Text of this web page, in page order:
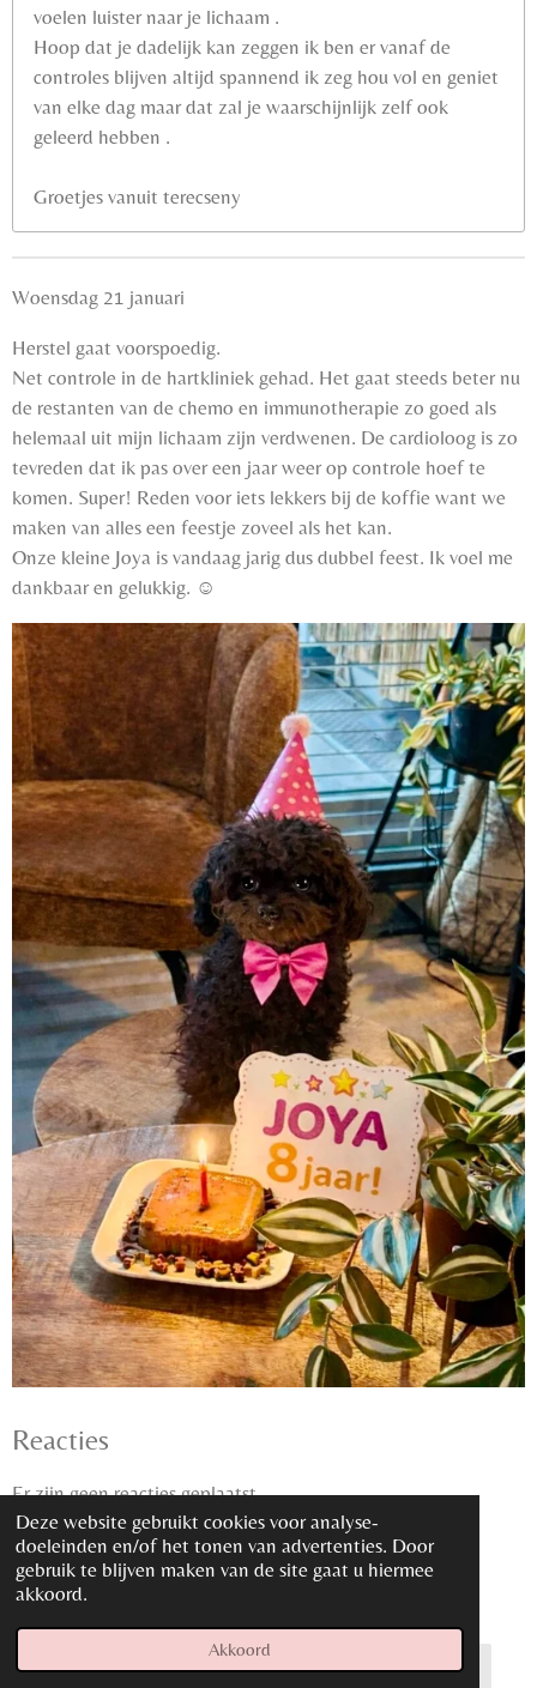
Deze website gebruikt cookies voor analyse-
doeleinden en/of het tonen van advertenties. Door
gebruik te blijven maken van de site gaat u hiermee
akkoord.
Akkoord
voelen luister naar je lichaam .
Hoop dat je dadelijk kan zeggen ik ben er vanaf de
controles blijven altijd spannend ik zeg hou vol en geniet
van elke dag maar dat zal je waarschijnlijk zelf ook
geleerd hebben .
Groetjes vanuit terecseny
Woensdag 21 januari
Herstel gaat voorspoedig.
Net controle in de hartkliniek gehad. Het gaat steeds beter nu
de restanten van de chemo en immunotherapie zo goed als
helemaal uit mijn lichaam zijn verdwenen. De cardioloog is zo
tevreden dat ik pas over een jaar weer op controle hoef te
komen. Super! Reden voor iets lekkers bij de koffie want we
maken van alles een feestje zoveel als het kan.
Onze kleine Joya is vandaag jarig dus dubbel feest. Ik voel me
dankbaar en gelukkig. ☺️
Reacties
Er zijn geen reacties geplaatst.
Reactie plaatsen